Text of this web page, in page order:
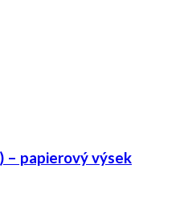
– papierový výsek